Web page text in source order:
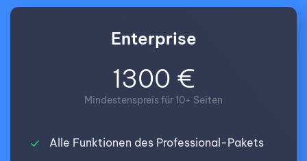
Enterprise
1300 €
Mindestenspreis für 10+ Seiten
Alle Funktionen des Professional-Pakets